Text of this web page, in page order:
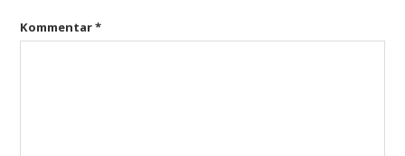
Kommentar*